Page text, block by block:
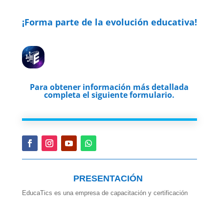
¡Forma parte de la evolución educativa!
Para obtener información más detallada
completa el siguiente formulario.
PRESENTACIÓN
EducaTics es una empresa de capacitación y certificación